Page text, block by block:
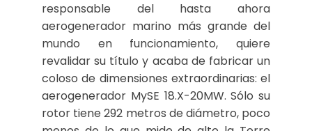
responsable del hasta ahora
aerogenerador marino más grande del
mundo en funcionamiento, quiere
revalidar su título y acaba de fabricar un
coloso de dimensiones extraordinarias: el
aerogenerador MySE 18.X-20MW. Sólo su
rotor tiene 292 metros de diámetro, poco